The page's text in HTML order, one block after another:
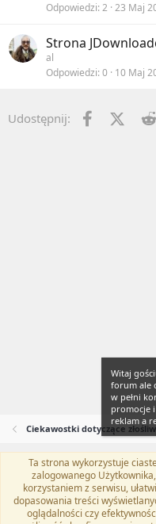
Odpowiedzi 2 23 Maj
Strona
al
Odpowiedzi 0 10 Maj
Udostępnij: Facebook
X
Ciekawostki dotyczące
Flat Awesome + (Parent
Kontakt
Regulamin
TwitterKontakt
RSS
Witaj
forum ale
w pełni
promocje
reklam a
Ta strona wykorzystuje
zalogowanego
korzystaniem z serwisu,
dopasowania treści
oglądalności czy